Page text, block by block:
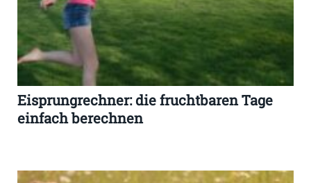
Eisprungrechner: die fruchtbaren Tage
einfach berechnen